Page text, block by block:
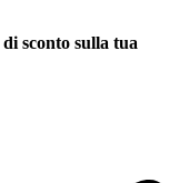
sconto sulla tua